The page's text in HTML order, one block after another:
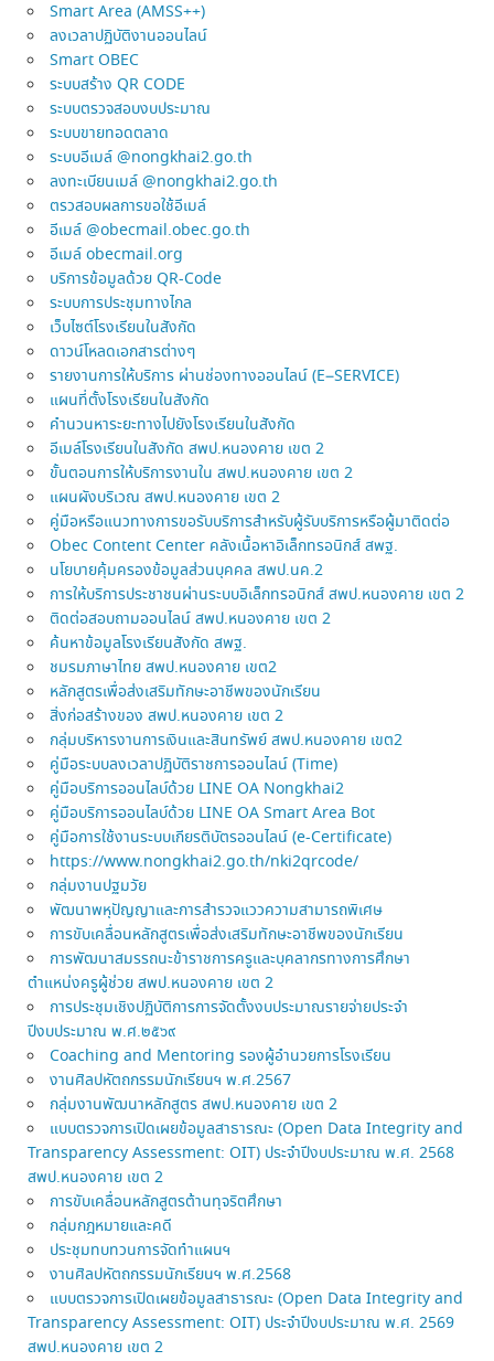
Smart Area (AMSS++)
ลงเวลาปฏิบัติงานออนไลน์
Smart OBEC
ระบบสร้าง QR CODE
ระบบตรวจสอบงบประมาณ
ระบบขายทอดตลาด
ระบบอีเมล์ @nongkhai2.go.th
ลงทะเบียนเมล์ @nongkhai2.go.th
ตรวสอบผลการขอใช้อีเมล์
อีเมล์ @obecmail.obec.go.th
อีเมล์ obecmail.org
บริการข้อมูลด้วย QR-Code
ระบบการประชุมทางไกล
เว็บไซต์โรงเรียนในสังกัด
ดาวน์โหลดเอกสารต่างๆ
รายงานการให้บริการ ผ่านช่องทางออนไลน์ (E–SERVICE)
แผนที่ตั้งโรงเรียนในสังกัด
คำนวนหาระยะทางไปยังโรงเรียนในสังกัด
อีเมล์โรงเรียนในสังกัด สพป.หนองคาย เขต 2
ขั้นตอนการให้บริการงานใน สพป.หนองคาย เขต 2
แผนผังบริเวณ สพป.หนองคาย เขต 2
คู่มือหรือแนวทางการขอรับบริการสำหรับผู้รับบริการหรือผู้มาติดต่อ
Obec Content Center คลังเนื้อหาอิเล็กทรอนิกส์ สพฐ.
นโยบายคุ้มครองข้อมูลส่วนบุคคล สพป.นค.2
การให้บริการประชาชนผ่านระบบอิเล็กทรอนิกส์ สพป.หนองคาย เขต 2
ติดต่อสอบถามออนไลน์ สพป.หนองคาย เขต 2
ค้นหาข้อมูลโรงเรียนสังกัด สพฐ.
ชมรมภาษาไทย สพป.หนองคาย เขต2
หลักสูตรเพื่อส่งเสริมทักษะอาชีพของนักเรียน
สิ่งก่อสร้างของ สพป.หนองคาย เขต 2
กลุ่มบริหารงานการเงินและสินทรัพย์ สพป.หนองคาย เขต2
คู่มือระบบลงเวลาปฏิบัติราชการออนไลน์ (Time)
คู่มือบริการออนไลบ์ด้วย LINE OA Nongkhai2
คู่มือบริการออนไลบ์ด้วย LINE OA Smart Area Bot
คู่มือการใช้งานระบบเกียรติบัตรออนไลน์ (e-Certificate)
https://www.nongkhai2.go.th/nki2qrcode/
กลุ่มงานปฐมวัย
พัฒนาพหุปัญญาและการสำรวจแววความสามารถพิเศษ
การขับเคลื่อนหลักสูตรเพื่อส่งเสริมทักษะอาชีพของนักเรียน
การพัฒนาสมรรถนะข้าราชการครูและบุคลากรทางการศึกษา
ตำแหน่งครูผู้ช่วย สพป.หนองคาย เขต 2
การประชุมเชิงปฏิบัติการการจัดตั้งงบประมาณรายจ่ายประจำ
ปีงบประมาณ พ.ศ.๒๕๖๙
Coaching and Mentoring รองผู้อำนวยการโรงเรียน
งานศิลปหัตถกรรมนักเรียนฯ พ.ศ.2567
กลุ่มงานพัฒนาหลักสูตร สพป.หนองคาย เขต 2
แบบตรวจการเปิดเผยข้อมูลสาธารณะ (Open Data Integrity and
Transparency Assessment: OIT) ประจำปีงบประมาณ พ.ศ. 2568
สพป.หนองคาย เขต 2
การขับเคลื่อนหลักสูตรต้านทุจริตศึกษา
กลุ่มกฎหมายและคดี
ประชุมทบทวนการจัดทำแผนฯ
งานศิลปหัตถกรรมนักเรียนฯ พ.ศ.2568
แบบตรวจการเปิดเผยข้อมูลสาธารณะ (Open Data Integrity and
Transparency Assessment: OIT) ประจำปีงบประมาณ พ.ศ. 2569
สพป.หนองคาย เขต 2